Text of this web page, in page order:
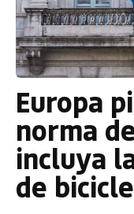
Europa
norma
incluya
de